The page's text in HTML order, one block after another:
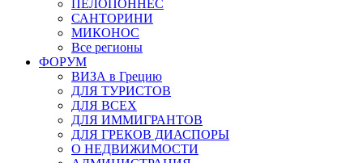
ПЕЛОПОННЕС
САНТОРИНИ
МИКОНОС
Все регионы
ФОРУМ
ВИЗА в Грецию
ДЛЯ ТУРИСТОВ
ДЛЯ ВСЕХ
ДЛЯ ИММИГРАНТОВ
ДЛЯ ГРЕКОВ ДИАСПОРЫ
О НЕДВИЖИМОСТИ